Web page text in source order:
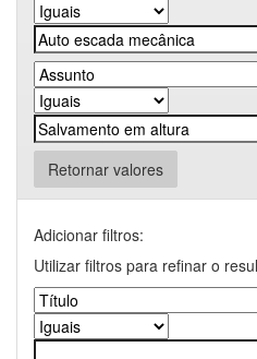
Retornar valores
Adicionar filtros:
Utilizar filtros para refinar o